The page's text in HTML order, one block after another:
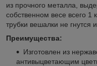
из прочного металла,
собственном весе всего 1
трубки вешалки не гнутся
Преимущества:
Изготовлен из
антивыцветающим